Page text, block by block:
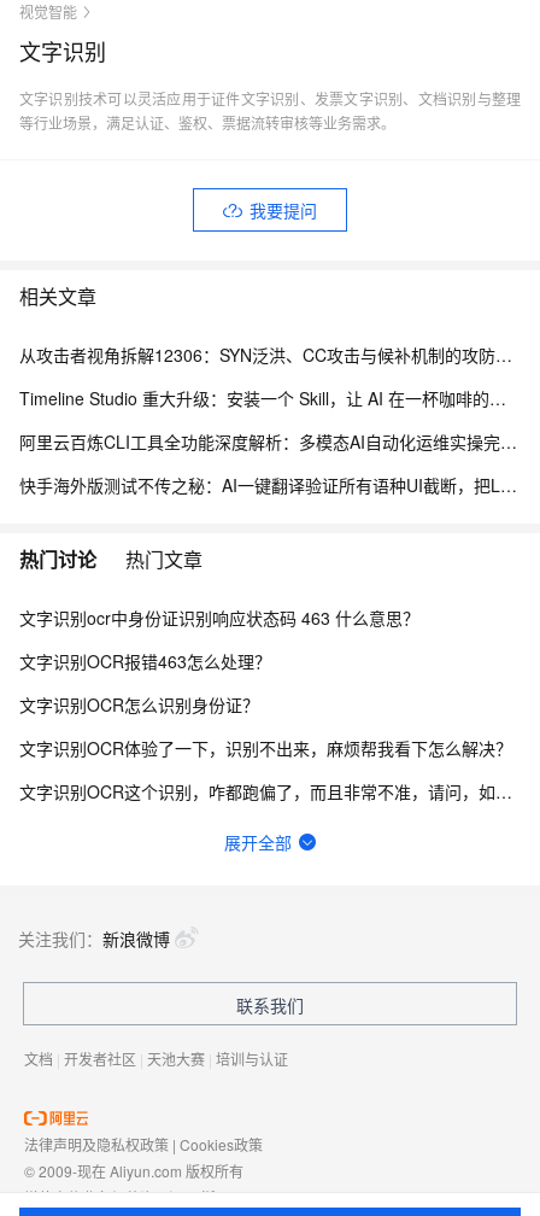
视觉智能
文字识别
文字识别技术可以灵活应用于证件文字识别、发票文字识别、文档识别与整理
等行业场景，满足认证、鉴权、票据流转审核等业务需求。
我要提问
相关文章
从攻击者视角拆解12306：SYN泛洪、CC攻击与候补机制的攻防博弈
Timeline Studio 重大升级：安装一个 Skill，让 AI 在一杯咖啡的时间里完成视频剪辑，并交付可编辑工程
阿里云百炼CLI工具全功能深度解析：多模态AI自动化运维实操完整指南
快手海外版测试不传之秘：AI一键翻译验证所有语种UI截断，把LQA周期从7天干到20分钟
热门讨论 热门文章
文字识别ocr中身份证识别响应状态码 463 什么意思？
文字识别OCR报错463怎么处理？
文字识别OCR怎么识别身份证？
文字识别OCR体验了一下，识别不出来，麻烦帮我看下怎么解决？
文字识别OCR这个识别，咋都跑偏了，而且非常不准，请问，如何改善？
文字识别OCR目前有哪些情况会导致识别失败？
ocr通用文字识别后付费和资源包价格是不一样吗？
OCR增值税发票识别调用错误：怎么解决？
展开全部
关注我们： 新浪微博
联系我们
文档 | 开发者社区 | 天池大赛 | 培训与认证
法律声明及隐私权政策 | Cookies政策
© 2009-现在 Aliyun.com 版权所有
增值电信业务经营许可证： 浙B2-20080101